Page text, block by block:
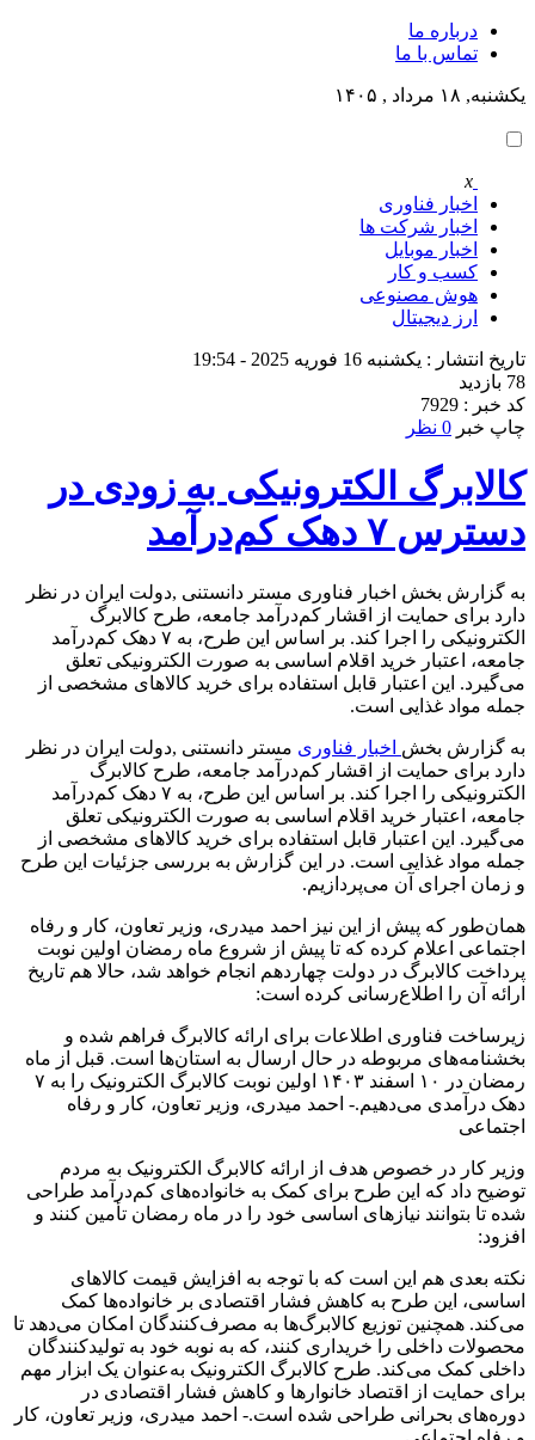
درباره ما
تماس با ما
یکشنبه, ۱۸ مرداد , ۱۴۰۵
x
اخبار فناوری
اخبار شرکت ها
اخبار موبایل
کسب و کار
هوش مصنوعی
ارز دیجیتال
تاریخ انتشار : یکشنبه 16 فوریه 2025 - 19:54
78 بازدید
کد خبر : 7929
چاپ خبر 0 نظر
کالابرگ الکترونیکی به زودی در
دسترس ۷ دهک کم‌درآمد
به گزارش بخش اخبار فناوری مستر دانستنی ,دولت ایران در نظر
دارد برای حمایت از اقشار کم‌درآمد جامعه، طرح کالابرگ
الکترونیکی را اجرا کند. بر اساس این طرح، به ۷ دهک کم‌درآمد
جامعه، اعتبار خرید اقلام اساسی به صورت الکترونیکی تعلق
می‌گیرد. این اعتبار قابل استفاده برای خرید کالاهای مشخصی از
جمله مواد غذایی است.
به گزارش بخش اخبار فناوری مستر دانستنی ,دولت ایران در نظر
دارد برای حمایت از اقشار کم‌درآمد جامعه، طرح کالابرگ
الکترونیکی را اجرا کند. بر اساس این طرح، به ۷ دهک کم‌درآمد
جامعه، اعتبار خرید اقلام اساسی به صورت الکترونیکی تعلق
می‌گیرد. این اعتبار قابل استفاده برای خرید کالاهای مشخصی از
جمله مواد غذایی است. در این گزارش به بررسی جزئیات این طرح
و زمان اجرای آن می‌پردازیم.
همان‌طور که پیش از این نیز احمد میدری، وزیر تعاون، کار و رفاه
اجتماعی اعلام کرده که تا پیش از شروع ماه رمضان اولین نوبت
پرداخت کالابرگ در دولت چهاردهم انجام خواهد شد، حالا هم تاریخ
ارائه آن را اطلاع‌رسانی کرده است:
زیرساخت فناوری اطلاعات برای ارائه کالابرگ فراهم شده و
بخشنامه‌های مربوطه در حال ارسال به استان‌ها است. قبل از ماه
رمضان در ۱۰ اسفند ۱۴۰۳ اولین نوبت کالابرگ الکترونیک را به ۷
دهک درآمدی می‌دهیم.- احمد میدری، وزیر تعاون، کار و رفاه
اجتماعی
وزیر کار در خصوص هدف از ارائه کالابرگ الکترونیک به مردم
توضیح داد که این طرح برای کمک به خانواده‌های کم‌درآمد طراحی
شده تا بتوانند نیازهای اساسی خود را در ماه رمضان تأمین کنند و
افزود:
نکته بعدی هم این است که با توجه به افزایش قیمت کالاهای
اساسی، این طرح به کاهش فشار اقتصادی بر خانواده‌ها کمک
می‌کند. همچنین توزیع کالابرگ‌ها به مصرف‌کنندگان امکان می‌دهد تا
محصولات داخلی را خریداری کنند، که به نوبه خود به تولیدکنندگان
داخلی کمک می‌کند. طرح کالابرگ الکترونیک به‌عنوان یک ابزار مهم
برای حمایت از اقتصاد خانوارها و کاهش فشار اقتصادی در
دوره‌های بحرانی طراحی شده است.- احمد میدری، وزیر تعاون، کار